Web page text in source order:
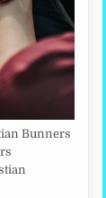
Bunners